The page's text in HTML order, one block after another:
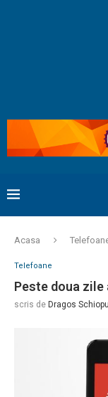
Acasa
Telefoane
Peste doua zile
scris de Dragos Schiopu